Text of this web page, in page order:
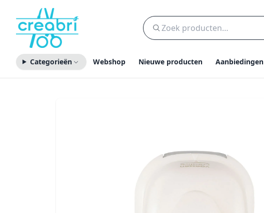
Categorieën Webshop Nieuwe producten Aanbiedingen